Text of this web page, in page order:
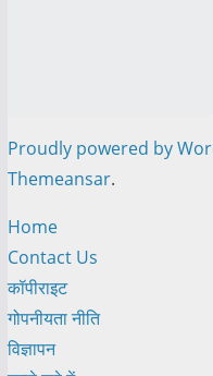
Proudly powered by
Themeansar.
Home
Contact Us
कॉपीराइट
गोपनीयता नीति
विज्ञापन